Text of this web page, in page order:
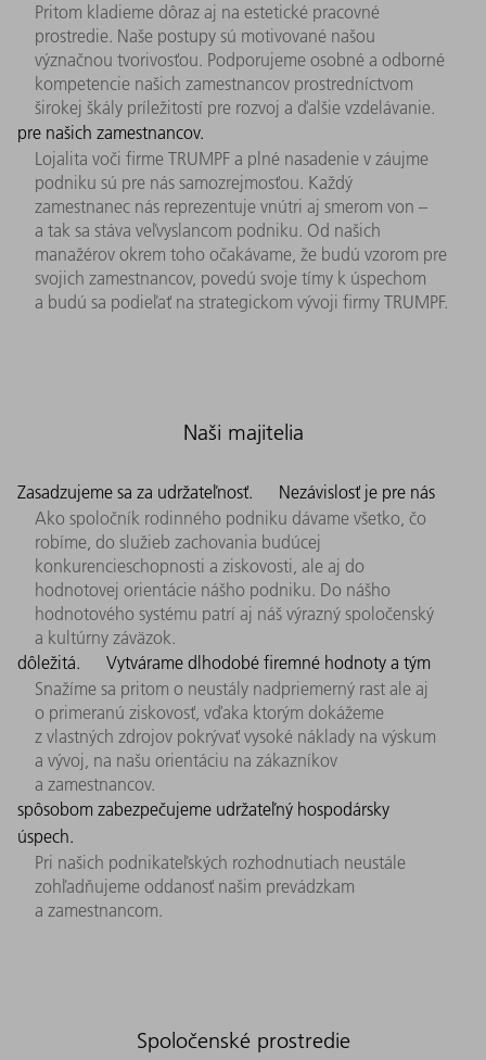
Pritom kladieme dôraz aj na estetické pracovné
prostredie. Naše postupy sú motivované našou
význačnou tvorivosťou. Podporujeme osobné a odborné
kompetencie našich zamestnancov prostredníctvom
širokej škály príležitostí pre rozvoj a ďalšie vzdelávanie.
pre našich zamestnancov.
Lojalita voči firme TRUMPF a plné nasadenie v záujme
podniku sú pre nás samozrejmosťou. Každý
zamestnanec nás reprezentuje vnútri aj smerom von –
a tak sa stáva veľvyslancom podniku. Od našich
manažérov okrem toho očakávame, že budú vzorom pre
svojich zamestnancov, povedú svoje tímy k úspechom
a budú sa podieľať na strategickom vývoji firmy TRUMPF.
Naši majitelia
Zasadzujeme sa za udržateľnosť.
Ako spoločník rodinného podniku dávame všetko, čo
robíme, do služieb zachovania budúcej
konkurencieschopnosti a ziskovosti, ale aj do
hodnotovej orientácie nášho podniku. Do nášho
hodnotového systému patrí aj náš výrazný spoločenský
a kultúrny záväzok.
Nezávislosť je pre nás
dôležitá.
Snažíme sa pritom o neustály nadpriemerný rast ale aj
o primeranú ziskovosť, vďaka ktorým dokážeme
z vlastných zdrojov pokrývať vysoké náklady na výskum
a vývoj, na našu orientáciu na zákazníkov
a zamestnancov.
Vytvárame dlhodobé firemné hodnoty a tým
spôsobom zabezpečujeme udržateľný hospodársky
úspech.
Pri našich podnikateľských rozhodnutiach neustále
zohľadňujeme oddanosť našim prevádzkam
a zamestnancom.
Spoločenské prostredie